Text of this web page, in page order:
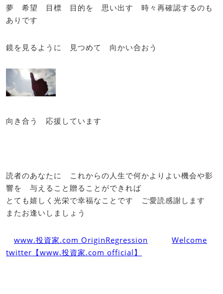
夢 希望 目標 目的を 思い出す 時々再確認するのも
ありです
鏡を見るように 見つめて 向かい合おう
向き合う 応援しています
読者のあなたに これからの人生で何かよりよい機会や影
響を 与えること贈ることができれば
とても嬉しく光栄で幸福なことです ご愛読感謝します
またお逢いしましょう
www.投資家.com OriginRegression
Welcome
twitter【www.投資家.com official】